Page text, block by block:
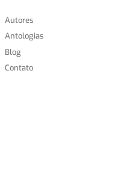
Autores
Antologias
Blog
Contato